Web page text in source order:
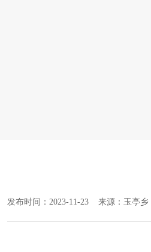
发布时间：2023-11-23 来源：玉亭乡